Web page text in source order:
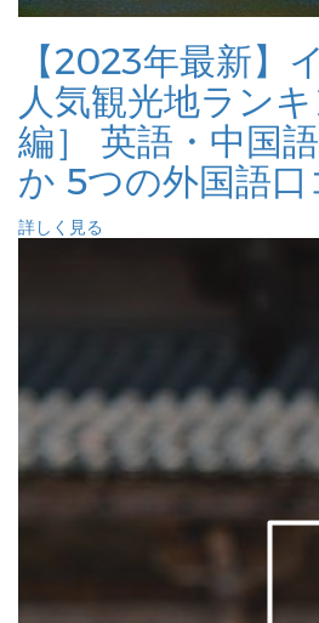
【2023年最新】
人気観光地ラン
編］ 英語・中国
か 5つの外国語
詳しく見る